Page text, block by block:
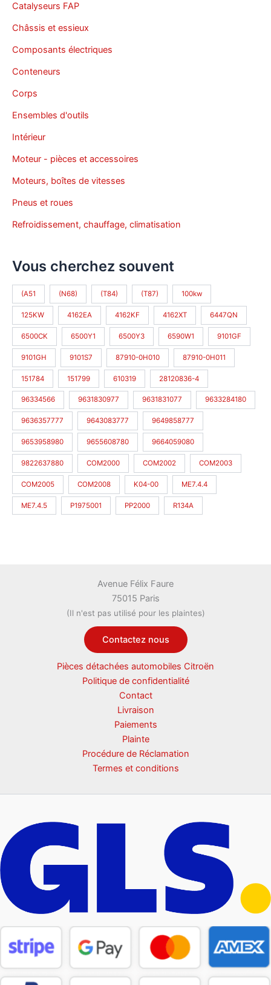
Catalyseurs FAP
Châssis et essieux
Composants électriques
Conteneurs
Corps
Ensembles d'outils
Intérieur
Moteur - pièces et accessoires
Moteurs, boîtes de vitesses
Pneus et roues
Refroidissement, chauffage, climatisation
Vous cherchez souvent
(A51 (N68) (T84) (T87) 100kw
125KW 4162EA 4162KF 4162XT 6447QN
6500CK 6500Y1 6500Y3 6590W1 9101GF
9101GH 9101S7 87910-0H010 87910-0H011
151784 151799 610319 28120836-4
96334566 9631830977 9631831077 9633284180
9636357777 9643083777 9649858777
9653958980 9655608780 9664059080
9822637880 COM2000 COM2002 COM2003
COM2005 COM2008 K04-00 ME7.4.4
ME7.4.5 P1975001 PP2000 R134A
Avenue Félix Faure
75015 Paris
(Il n'est pas utilisé pour les plaintes)
Contactez nous
Pièces détachées automobiles Citroën
Politique de confidentialité
Contact
Livraison
Paiements
Plainte
Procédure de Réclamation
Termes et conditions